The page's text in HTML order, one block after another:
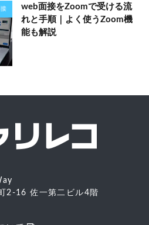
web面接をZoomで受ける流
れと手順｜よく使うZoom機
能も解説
2-16 佐一第二ビル4階